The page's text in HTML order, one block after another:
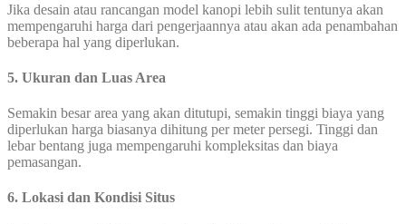
Jika desain atau rancangan model kanopi lebih sulit tentunya akan
mempengaruhi harga dari pengerjaannya atau akan ada penambahan
beberapa hal yang diperlukan.
5. Ukuran dan Luas Area
Semakin besar area yang akan ditutupi, semakin tinggi biaya yang
diperlukan harga biasanya dihitung per meter persegi. Tinggi dan
lebar bentang juga mempengaruhi kompleksitas dan biaya
pemasangan.
6. Lokasi dan Kondisi Situs